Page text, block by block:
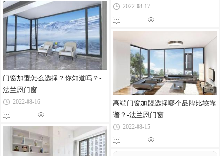
门窗加盟怎么选择？你知道吗？-
法兰恩门窗
2022-08-16
2022-08-17
高端门窗加盟选择哪个品牌比较靠
谱？-法兰恩门窗
2022-08-15